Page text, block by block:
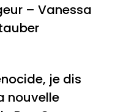
– Vanessa
je dis
nouvelle
Hadida
Les amandes de
le miel de Tadla
produits